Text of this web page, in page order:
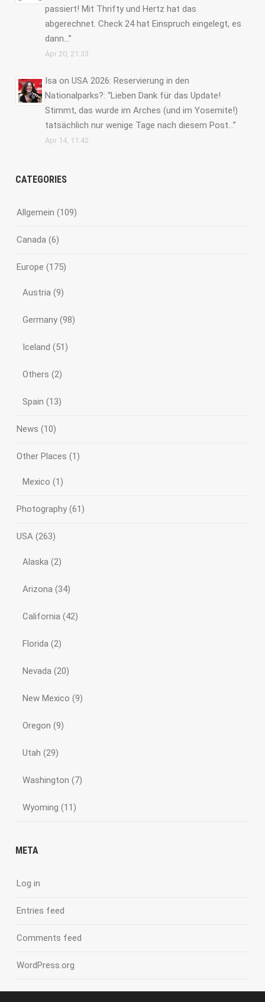
passiert! Mit Thrifty und Hertz hat das
abgerechnet. Check 24 hat Einspruch eingelegt, es
dann…”
Apr 20, 21:33
Isa onUSA 2026: Reservierung in den
Nationalparks?: “Lieben Dank für das Update!
Stimmt, das wurde im Arches (und im Yosemite!)
tatsächlich nur wenige Tage nach diesem Post…”
Apr 14, 11:42
CATEGORIES
Allgemein (109)
Canada (6)
Europe (175)
Austria (9)
Germany (98)
Iceland (51)
Others (2)
Spain (13)
News (10)
Other Places (1)
Mexico (1)
Photography (61)
USA (263)
Alaska (2)
Arizona (34)
California (42)
Florida (2)
Nevada (20)
New Mexico (9)
Oregon (9)
Utah (29)
Washington (7)
Wyoming (11)
META
Log in
Entries feed
Comments feed
WordPress.org